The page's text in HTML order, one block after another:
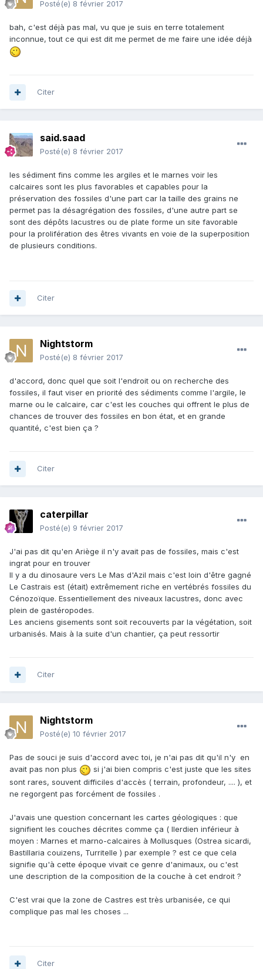
Posté(e) 8 février 2017
bah, c'est déjà pas mal, vu que je suis en terre totalement
inconnue, tout ce qui est dit me permet de me faire une idée déjà
Citer
said.saad
Posté(e) 8 février 2017
les sédiment fins comme les argiles et le marnes voir les
calcaires sont les plus favorables et capables pour la
préservation des fossiles d'une part car la taille des grains ne
permet pas la désagrégation des fossiles, d'une autre part se
sont des dépôts lacustres ou de plate forme un site favorable
pour la prolifération des êtres vivants en voie de la superposition
de plusieurs conditions.
Citer
Nightstorm
Posté(e) 8 février 2017
d'accord, donc quel que soit l'endroit ou on recherche des
fossiles, il faut viser en priorité des sédiments comme l'argile, le
marne ou le calcaire, car c'est les couches qui offrent le plus de
chances de trouver des fossiles en bon état, et en grande
quantité, c'est bien ça ?
Citer
caterpillar
Posté(e) 9 février 2017
J'ai pas dit qu'en Ariège il n'y avait pas de fossiles, mais c'est
ingrat pour en trouver
Il y a du dinosaure vers Le Mas d'Azil mais c'est loin d'être gagné
Le Castrais est (était) extrêmement riche en vertébrés fossiles du
Cénozoïque. Essentiellement des niveaux lacustres, donc avec
plein de gastéropodes.
Les anciens gisements sont soit recouverts par la végétation, soit
urbanisés. Mais à la suite d'un chantier, ça peut ressortir
Citer
Nightstorm
Posté(e) 10 février 2017
Pas de souci je suis d'accord avec toi, je n'ai pas dit qu'il n'y en
avait pas non plus
si j'ai bien compris c'est juste que les sites
sont rares, souvent difficiles d'accès ( terrain, profondeur, .... ), et
ne regorgent pas forcément de fossiles .
J'avais une question concernant les cartes géologiques : que
signifient les couches décrites comme ça ( Ilerdien inférieur à
moyen : Marnes et marno-calcaires à Mollusques (Ostrea sicardi,
Bastillaria couizens, Turritelle ) par exemple ? est ce que cela
signifie qu'à cette époque vivait ce genre d'animaux, ou c'est
une description de la composition de la couche à cet endroit ?
C'est vrai que la zone de Castres est très urbanisée, ce qui
complique pas mal les choses ...
Citer